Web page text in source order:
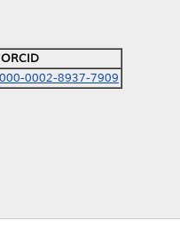
ORCID
0002-8937-7909